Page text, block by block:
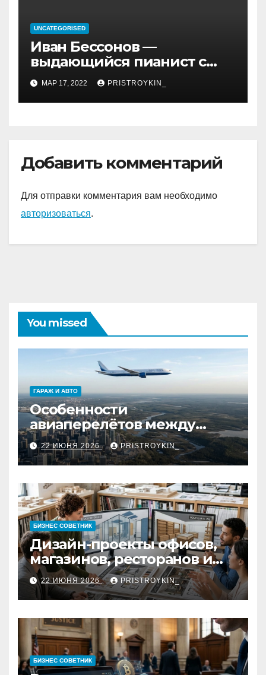
UNCATEGORISED
Иван Бессонов —
выдающийся пианист с
уникальным талантом и
впечатляющими
достижениями
МАР 17, 2022 PRISTROYKIN_
Добавить комментарий
Для отправки комментария вам необходимо
авторизоваться.
You missed
ГАРАЖ И АВТО
Особенности
авиаперелётов между
европейской частью
страны и дальневосточным
регионом
22 ИЮНЯ 2026 PRISTROYKIN_
БИЗНЕС СОВЕТНИК
Дизайн-проекты офисов,
магазинов, ресторанов и
кафе: концепция, 3D-
визуализация, рабочие
чертежи и документация
22 ИЮНЯ 2026 PRISTROYKIN_
БИЗНЕС СОВЕТНИК